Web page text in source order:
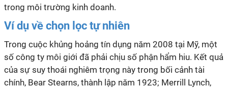
trong môi trường kinh doanh.
Ví dụ về chọn lọc tự nhiên
Trong cuộc khủng hoảng tín dụng năm 2008 tại Mỹ, một
số công ty môi giới đã phải chịu số phận hẩm hiu. Kết quả
của sự suy thoái nghiêm trọng này trong bối cảnh tài
chính, Bear Stearns, thành lập năm 1923; Merrill Lynch,